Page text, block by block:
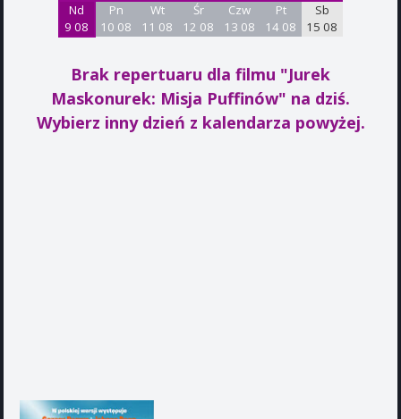
Nd
9 08
Pn
10 08
Wt
11 08
Śr
12 08
Czw
13 08
Pt
14 08
Sb
15 08
Brak repertuaru dla filmu "Jurek
Maskonurek: Misja Puffinów" na dziś.
Wybierz inny dzień z kalendarza powyżej.